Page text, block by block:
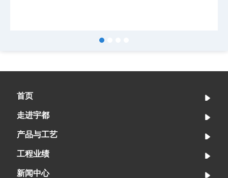
首页
走进宇都
产品与工艺
工程业绩
新闻中心